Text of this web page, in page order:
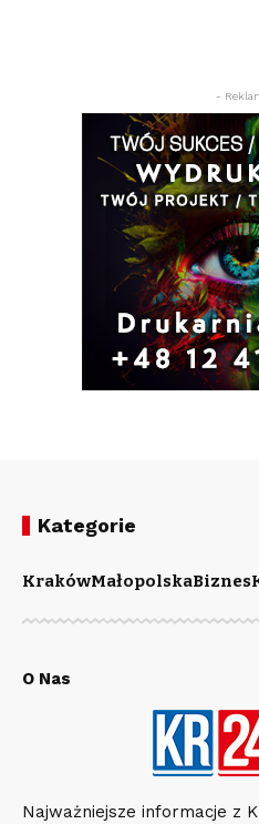
-
Kategorie
KrakówMałopolskaBiznes
O Nas
Najważniejsze informacje z